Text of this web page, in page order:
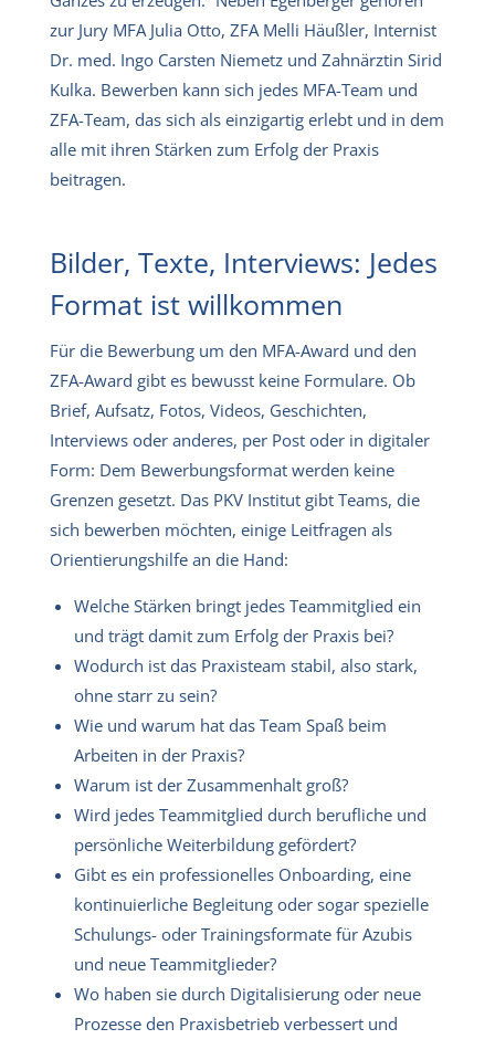
zur Jury MFA Julia Otto, ZFA Melli Häußler, Internist
Dr. med. Ingo Carsten Niemetz und Zahnärztin Sirid
Kulka. Bewerben kann sich jedes MFA-Team und
ZFA-Team, das sich als einzigartig erlebt und in dem
alle mit ihren Stärken zum Erfolg der Praxis
beitragen.
Bilder, Texte, Interviews: Jedes
Format ist willkommen
Für die Bewerbung um den MFA-Award und den
ZFA-Award gibt es bewusst keine Formulare. Ob
Brief, Aufsatz, Fotos, Videos, Geschichten,
Interviews oder anderes, per Post oder in digitaler
Form: Dem Bewerbungsformat werden keine
Grenzen gesetzt. Das PKV Institut gibt Teams, die
sich bewerben möchten, einige Leitfragen als
Orientierungshilfe an die Hand:
Welche Stärken bringt jedes Teammitglied ein
und trägt damit zum Erfolg der Praxis bei?
Wodurch ist das Praxisteam stabil, also stark,
ohne starr zu sein?
Wie und warum hat das Team Spaß beim
Arbeiten in der Praxis?
Warum ist der Zusammenhalt groß?
Wird jedes Teammitglied durch berufliche und
persönliche Weiterbildung gefördert?
Gibt es ein professionelles Onboarding, eine
kontinuierliche Begleitung oder sogar spezielle
Schulungs- oder Trainingsformate für Azubis
und neue Teammitglieder?
Wo haben sie durch Digitalisierung oder neue
Prozesse den Praxisbetrieb verbessert und